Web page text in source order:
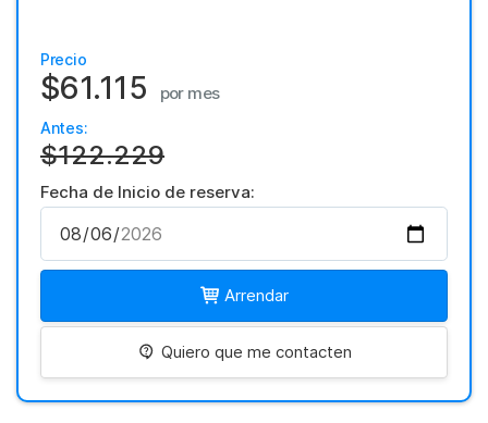
Precio
$61.115 por mes
Antes:
$122.229
Fecha de Inicio de reserva:
Arrendar
Quiero que me contacten